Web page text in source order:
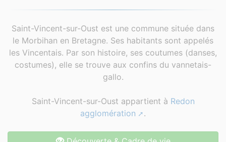
Saint-Vincent-sur-Oust est une commune située dans
le Morbihan en Bretagne. Ses habitants sont appelés
les Vincentais. Par son histoire, ses coutumes (danses,
costumes), elle se trouve aux confins du vannetais-
gallo.
Saint-Vincent-sur-Oust appartient à Redon
agglomération
.